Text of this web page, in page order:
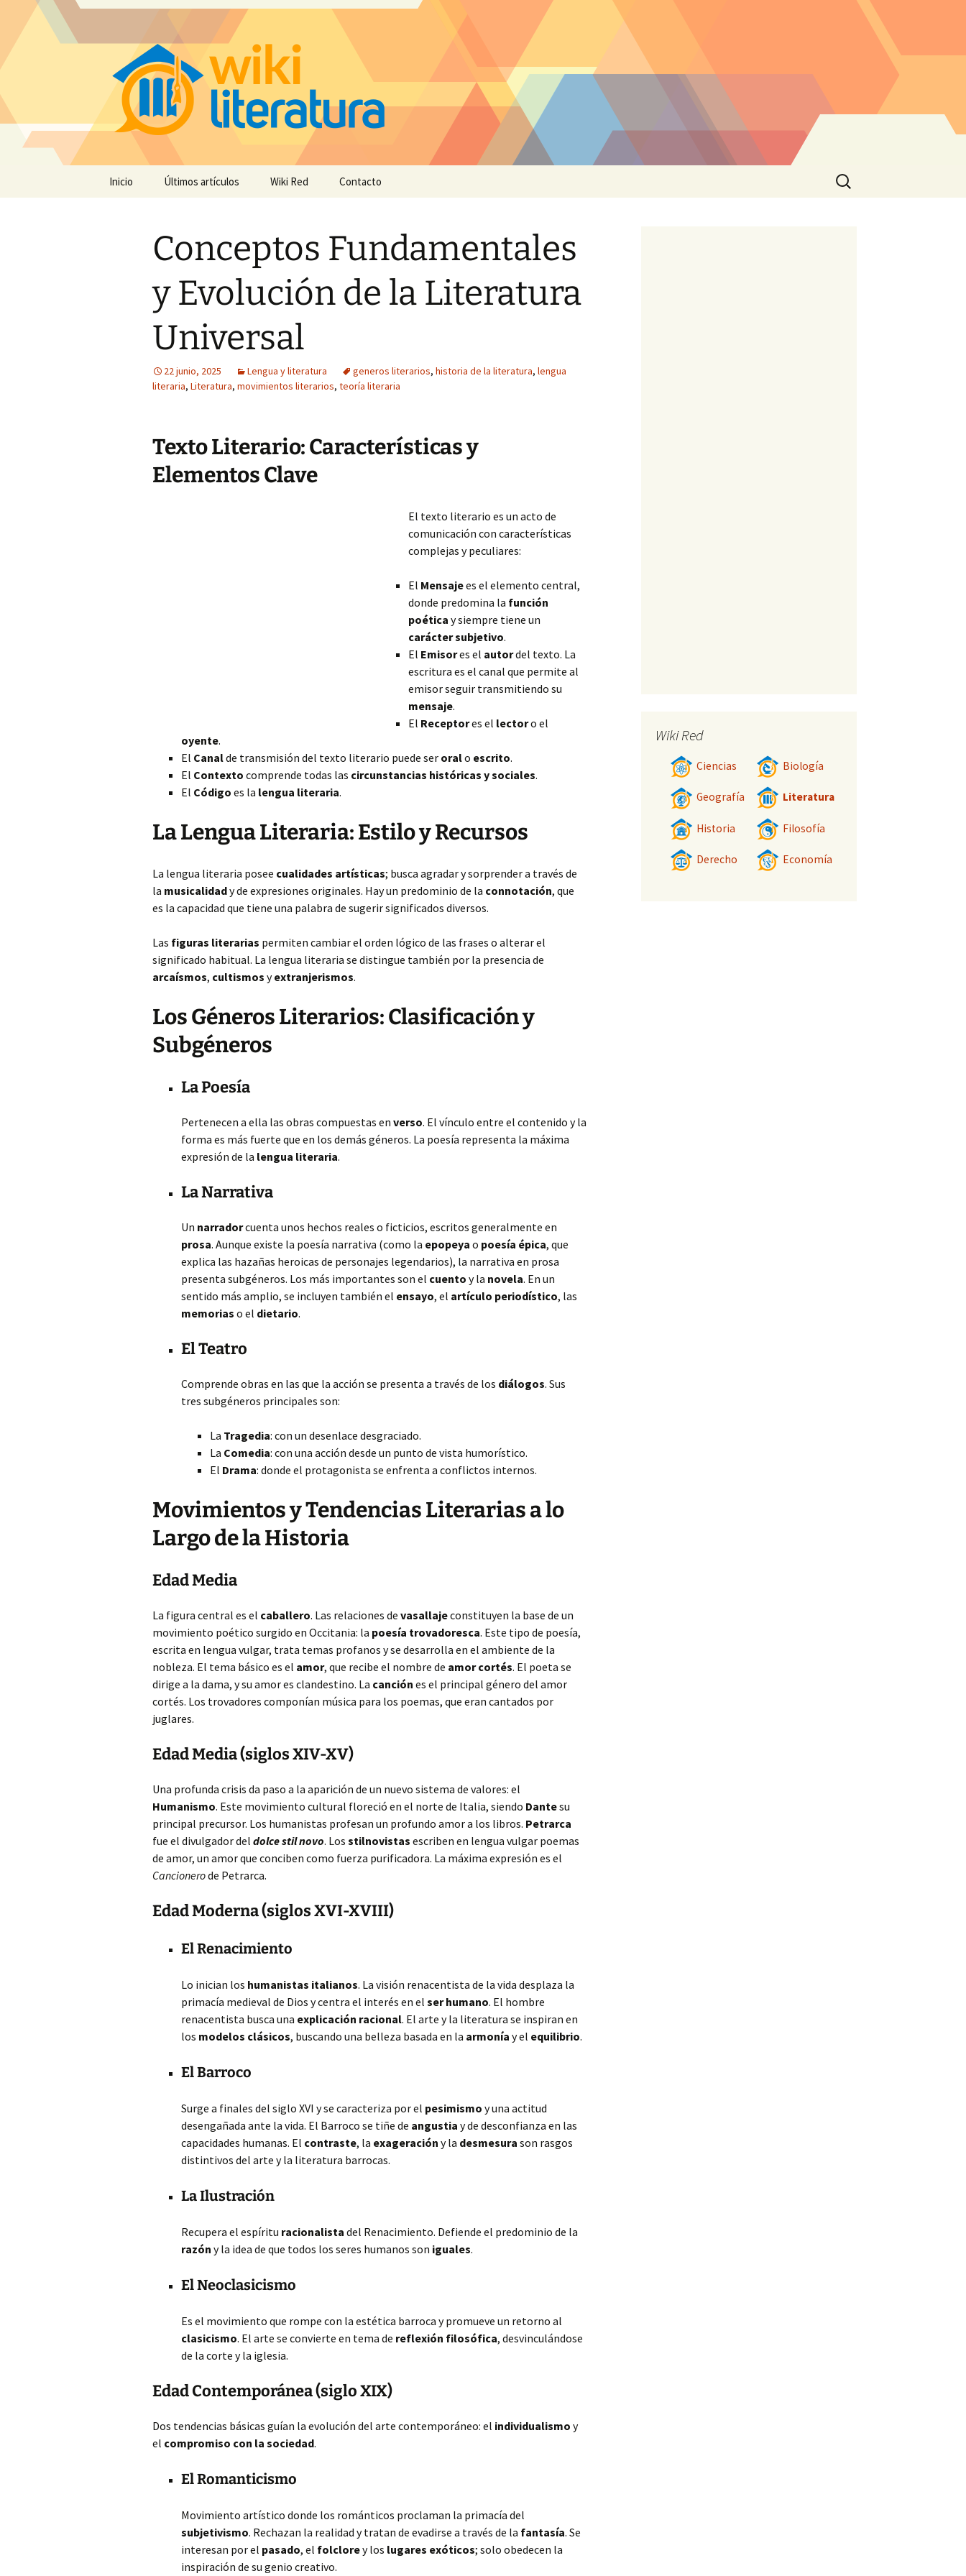
Inicio Últimos artículos Wiki Red Contacto
Buscar:
Conceptos Fundamentales
y Evolución de la Literatura
Universal
22 junio, 2025 Lengua y literatura generos literarios, historia de la literatura, lengua
literaria, Literatura, movimientos literarios, teoría literaria
Texto Literario: Características y
Elementos Clave
El texto literario es un acto de
comunicación con características
complejas y peculiares:
El Mensajees el elemento central,
donde predomina la función
poética y siempre tiene un
carácter subjetivo.
El Emisores el autordel texto. La
escritura es el canal que permite al
emisor seguir transmitiendo su
mensaje.
El Receptores el lectoro el
oyente.
El Canalde transmisión del texto literario puede ser oralo escrito.
El Contexto comprende todas las circunstancias históricas y sociales.
El Código es la lengua literaria.
La Lengua Literaria: Estilo y Recursos
La lengua literaria posee cualidades artísticas; busca agradar y sorprender a través de
la musicalidady de expresiones originales. Hay un predominio de la connotación, que
es la capacidad que tiene una palabra de sugerir significados diversos.
Las figuras literarias permiten cambiar el orden lógico de las frases o alterar el
significado habitual. La lengua literaria se distingue también por la presencia de
arcaísmos, cultismos yextranjerismos.
Los Géneros Literarios: Clasificación y
Subgéneros
La Poesía
Pertenecen a ella las obras compuestas en verso. El vínculo entre el contenido y la
forma es más fuerte que en los demás géneros. La poesía representa la máxima
expresión de la lengua literaria.
La Narrativa
Un narradorcuenta unos hechos reales o ficticios, escritos generalmente en
prosa. Aunque existe la poesía narrativa (como la epopeya o poesía épica, que
explica las hazañas heroicas de personajes legendarios), la narrativa en prosa
presenta subgéneros. Los más importantes son el cuento y la novela. En un
sentido más amplio, se incluyen también el ensayo, el artículo periodístico, las
memorias o el dietario.
El Teatro
Comprende obras en las que la acción se presenta a través de los diálogos. Sus
tres subgéneros principales son:
La Tragedia: con un desenlace desgraciado.
La Comedia: con una acción desde un punto de vista humorístico.
El Drama: donde el protagonista se enfrenta a conflictos internos.
Movimientos y Tendencias Literarias a lo
Largo de la Historia
Edad Media
La figura central es el caballero. Las relaciones de vasallajeconstituyen la base de un
movimiento poético surgido en Occitania: la poesía trovadoresca. Este tipo de poesía,
escrita en lengua vulgar, trata temas profanos y se desarrolla en el ambiente de la
nobleza. El tema básico es el amor, que recibe el nombre de amor cortés. El poeta se
dirige a la dama, y su amor es clandestino. La canción es el principal género del amor
cortés. Los trovadores componían música para los poemas, que eran cantados por
juglares.
Edad Media (siglos XIV-XV)
Una profunda crisis da paso a la aparición de un nuevo sistema de valores: el
Humanismo. Este movimiento cultural floreció en el norte de Italia, siendo Dantesu
principal precursor. Los humanistas profesan un profundo amor a los libros. Petrarca
fue el divulgador del dolce stil novo. Los stilnovistas escriben en lengua vulgar poemas
de amor, un amor que conciben como fuerza purificadora. La máxima expresión es el
Cancionerode Petrarca.
Edad Moderna (siglos XVI-XVIII)
El Renacimiento
Lo inician los humanistas italianos. La visión renacentista de la vida desplaza la
primacía medieval de Dios y centra el interés en el ser humano. El hombre
renacentista busca una explicación racional. El arte y la literatura se inspiran en
los modelos clásicos, buscando una belleza basada en la armonía y el equilibrio.
El Barroco
Surge a finales del siglo XVI y se caracteriza por el pesimismo y una actitud
desengañada ante la vida. El Barroco se tiñe de angustia y de desconfianza en las
capacidades humanas. El contraste, la exageración y la desmesura son rasgos
distintivos del arte y la literatura barrocas.
La Ilustración
Recupera el espíritu racionalista del Renacimiento. Defiende el predominio de la
razón y la idea de que todos los seres humanos son iguales.
El Neoclasicismo
Es el movimiento que rompe con la estética barroca y promueve un retorno al
clasicismo. El arte se convierte en tema de reflexión filosófica, desvinculándose
de la corte y la iglesia.
Edad Contemporánea (siglo XIX)
Dos tendencias básicas guían la evolución del arte contemporáneo: el individualismo y
el compromiso con la sociedad.
El Romanticismo
Movimiento artístico donde los románticos proclaman la primacía del
subjetivismo. Rechazan la realidad y tratan de evadirse a través de la fantasía. Se
interesan por el pasado, el folclorey los lugares exóticos; solo obedecen la
inspiración de su genio creativo.
Wiki Red
Ciencias Biología
Geografía Literatura
Historia Filosofía
Derecho Economía